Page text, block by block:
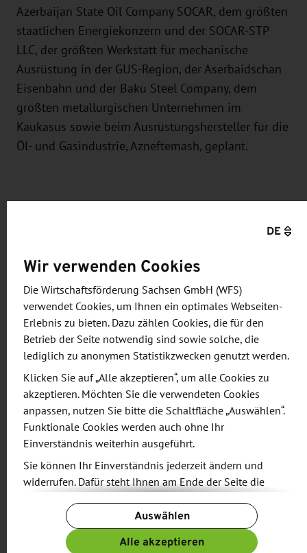
Azerbaijan State Oil Company SOCAR, dem größten
staatlichen Energiekonzern und der SOCAR-STP
LLC, der größten Werkstatt für mechanische
Ausrüstung in der GUS-Region, der Aserbaidschan
Eisenbahn und der Baku Steel Company, dem
größten metallurgischen Unternehmen im
Kaukasus sowie beim Ausrüstungshersteller für die
Öl- und Gasindustrie, Azneftemash, geplant.
Modernisierung der aserbaidschanischen
WFS-Geschäftsführer Thomas Horn dazu:
„Aserbaidschan ist sowohl für den sächsischen
Maschinenbau als auch den Energiesektor ein
interessanter Markt. Das Land will den Anteil der
erneuerbaren Energien an der gesamten
Stromerzeugung bis 2030 auf 30 Prozent erhöhen.
Für eine erfolgreiche Umsetzung müssen jedoch
die Rahmenbedingungen weiter spezifiziert, der
Energiemarkt liberalisiert und die Netzinfrastruktur
ausgebaut werden. Dadurch und die wirtschaftliche
Umstrukturierung der ländlichen Regionen ergeben
sich in allen Bereichen der Wertschöpfungskette
interessante Anknüpfungspunkte. In den Bereichen
Maschinenbau und technische Beratung verfügen
sächsische Unternehmen über das notwendige
DE
Wir verwenden Cookies
Die Wirtschaftsförderung Sachsen GmbH (WFS)
verwendet Cookies, um Ihnen ein optimales Webseiten-
Erlebnis zu bieten. Dazu zählen Cookies, die für den
Betrieb der Seite notwendig sind sowie solche, die
lediglich zu anonymen Statistikzwecken genutzt werden.
Klicken Sie auf „Alle akzeptieren“, um alle Cookies zu
akzeptieren. Möchten Sie die verwendeten Cookies
anpassen, nutzen Sie bitte die Schaltfläche „Auswählen“.
Funktionale Cookies werden auch ohne Ihr
Einverständnis weiterhin ausgeführt.
Sie können Ihr Einverständnis jederzeit ändern und
widerrufen. Dafür steht Ihnen am Ende der Seite die
Verfügung.
Weitere Informationen finden Sie in unseren
Auswählen
Alle akzeptieren